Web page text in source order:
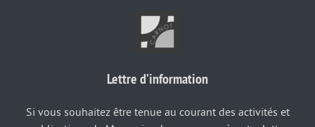
Lettre d’information
Si vous souhaitez être tenue au courant des activités et